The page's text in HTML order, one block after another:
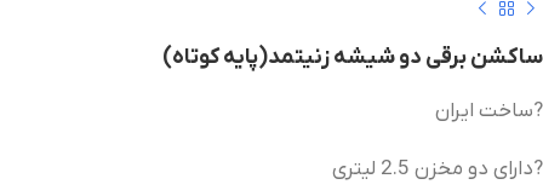
ساکشن برقی دو شیشه زنیتمد(پایه کوتاه)
?ساخت ایران
?دارای دو مخزن 2.5 لیتری